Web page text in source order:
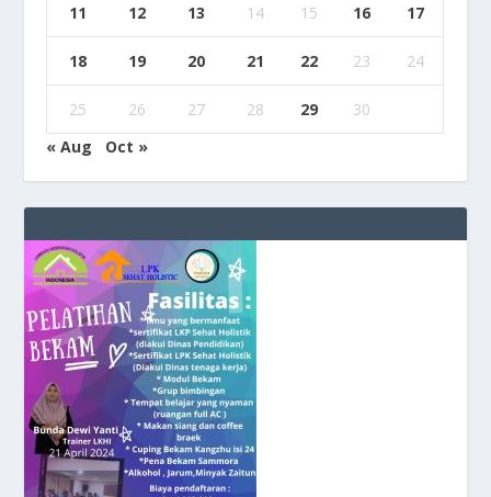
11 12 13 14 15 16 17
18 19 20 21 22 23 24
25 26 27 28 29
30
« Aug
Oct »